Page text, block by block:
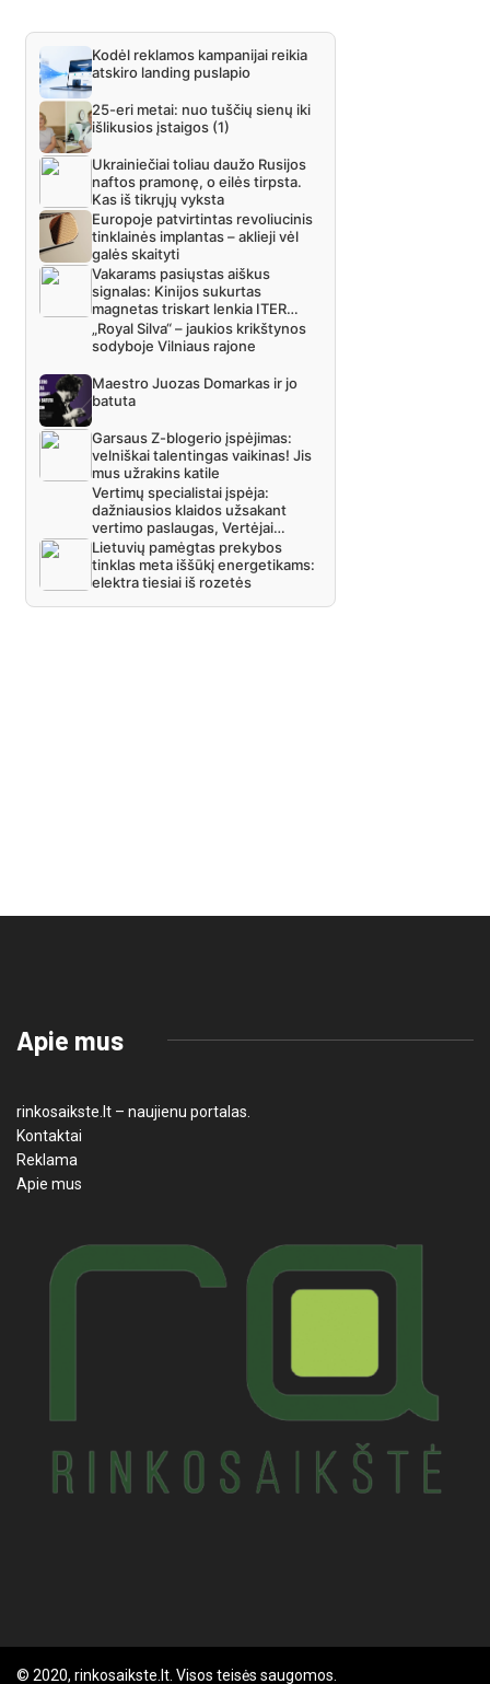
Apie mus
rinkosaikste.lt – naujienu portalas.
Kontaktai
Reklama
Apie mus
© 2020, rinkosaikste.lt. Visos teisės saugomos.